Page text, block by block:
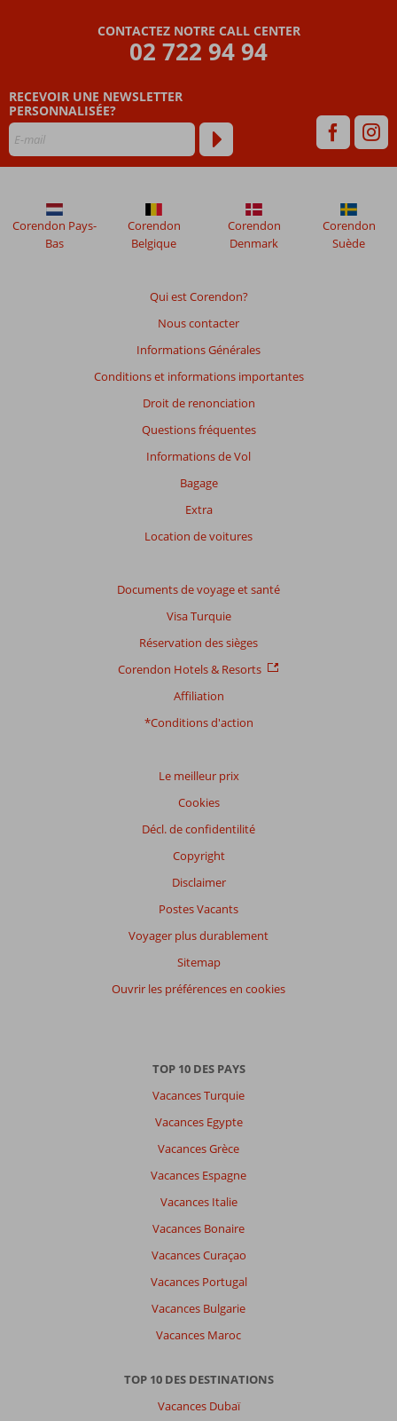
CONTACTEZ NOTRE CALL CENTER
02 722 94 94
RECEVOIR UNE NEWSLETTER
PERSONNALISÉE?
Qui est Corendon?
Nous contacter
Informations Générales
Conditions et informations importantes
Droit de renonciation
Questions fréquentes
Informations de Vol
Bagage
Extra
Location de voitures
Documents de voyage et santé
Visa Turquie
Réservation des sièges
Corendon Hotels & Resorts
Affiliation
*Conditions d'action
Le meilleur prix
Cookies
Décl. de confidentilité
Copyright
Disclaimer
Postes Vacants
Voyager plus durablement
Sitemap
Ouvrir les préférences en cookies
Corendon Pays-
Bas
Corendon
Belgique
Corendon
Denmark
Corendon
Suède
TOP 10 DES PAYS
Vacances Turquie
Vacances Egypte
Vacances Grèce
Vacances Espagne
Vacances Italie
Vacances Bonaire
Vacances Curaçao
Vacances Portugal
Vacances Bulgarie
Vacances Maroc
TOP 10 DES DESTINATIONS
Vacances Dubaï